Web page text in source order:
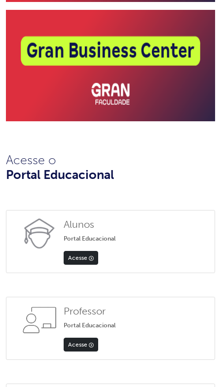
Acesse o
Portal Educacional
Alunos
Portal Educacional
Acesse
Professor
Portal Educacional
Acesse